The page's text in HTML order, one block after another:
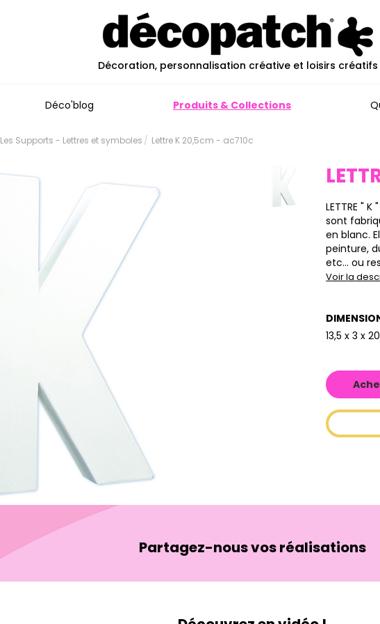
Décoration, personnalisation créative et loisirs créatifs
Déco'blog Produits & Collections
Les Supports - Lettres et symboles Lettre K 20,5cm - ac710c
LETTRE "
sont
en blanc.
peinture,
etc… ou
Voir la
13,5 x 3 x
Partagez-nous vos réalisations